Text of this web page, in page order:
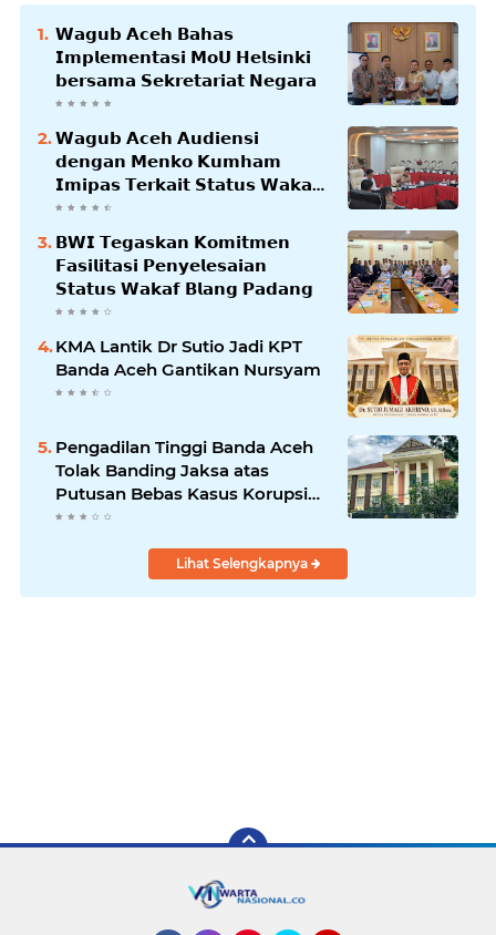
𝗪𝗮𝗴𝘂𝗯 𝗔𝗰𝗲𝗵 𝗕𝗮𝗵𝗮𝘀
𝗜𝗺𝗽𝗹𝗲𝗺𝗲𝗻𝘁𝗮𝘀𝗶 𝗠𝗼𝗨 𝗛𝗲𝗹𝘀𝗶𝗻𝗸𝗶
𝗯𝗲𝗿𝘀𝗮𝗺𝗮 𝗦𝗲𝗸𝗿𝗲𝘁𝗮𝗿𝗶𝗮𝘁 𝗡𝗲𝗴𝗮𝗿𝗮
𝗪𝗮𝗴𝘂𝗯 𝗔𝗰𝗲𝗵 𝗔𝘂𝗱𝗶𝗲𝗻𝘀𝗶
𝗱𝗲𝗻𝗴𝗮𝗻 𝗠𝗲𝗻𝗸𝗼 𝗞𝘂𝗺𝗵𝗮𝗺
𝗜𝗺𝗶𝗽𝗮𝘀 𝗧𝗲𝗿𝗸𝗮𝗶𝘁 𝗦𝘁𝗮𝘁𝘂𝘀 𝗪𝗮𝗸𝗮𝗳
𝗕𝗹𝗮𝗻𝗴𝗽𝗮𝗱𝗮𝗻𝗴
𝗕𝗪𝗜 𝗧𝗲𝗴𝗮𝘀𝗸𝗮𝗻 𝗞𝗼𝗺𝗶𝘁𝗺𝗲𝗻
𝗙𝗮𝘀𝗶𝗹𝗶𝘁𝗮𝘀𝗶 𝗣𝗲𝗻𝘆𝗲𝗹𝗲𝘀𝗮𝗶𝗮𝗻
𝗦𝘁𝗮𝘁𝘂𝘀 𝗪𝗮𝗸𝗮𝗳 𝗕𝗹𝗮𝗻𝗴 𝗣𝗮𝗱𝗮𝗻𝗴
KMA Lantik Dr Sutio Jadi KPT
Banda Aceh Gantikan Nursyam
Pengadilan Tinggi Banda Aceh
Tolak Banding Jaksa atas
Putusan Bebas Kasus Korupsi
Wastafel
Lihat Selengkapnya